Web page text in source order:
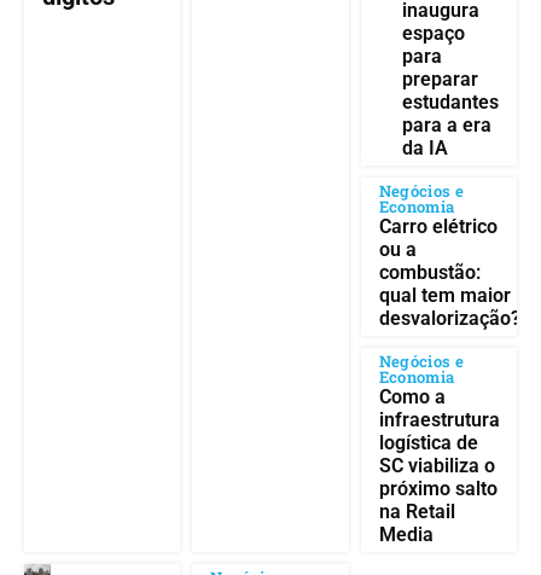
inaugura
espaço
para
preparar
estudantes
para a era
da IA
Negócios e
Economia
Carro elétrico
ou a
combustão:
qual tem maior
desvalorização?
Negócios e
Economia
Como a
infraestrutura
logística de
SC viabiliza o
próximo salto
na Retail
Media